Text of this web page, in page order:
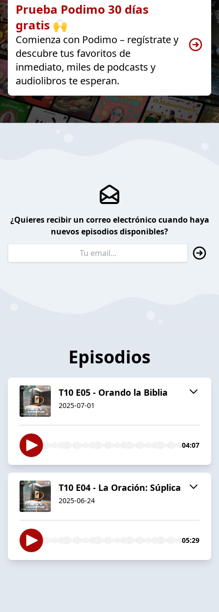
Prueba Podimo 30 días
gratis 🙌
Comienza con Podimo – regístrate y
descubre tus favoritos de
inmediato, miles de podcasts y
audiolibros te esperan.
¿Quieres recibir un correo electrónico cuando haya
nuevos episodios disponibles?
Episodios
T10 E05 - Orando la Biblia
2025-07-01
04:07
T10 E04 - La Oración: Súplica
2025-06-24
05:29